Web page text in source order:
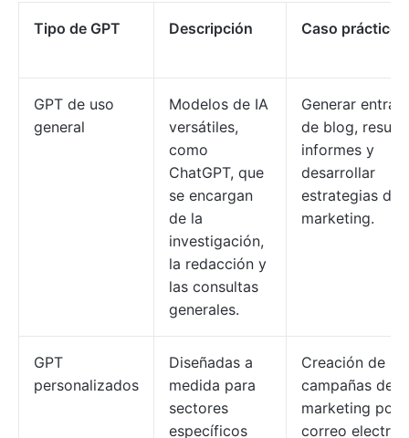
Tipo de GPT Descripción Caso práctico
GPT de uso
general
Modelos de IA
versátiles,
como
ChatGPT, que
se encargan
de la
investigación,
la redacción y
las consultas
generales.
Generar
de blog,
informes y
desarrollar
estrategias de
marketing.
GPT
personalizados
Diseñadas a
medida para
sectores
específicos
Creación de
campañas de
marketing por
correo